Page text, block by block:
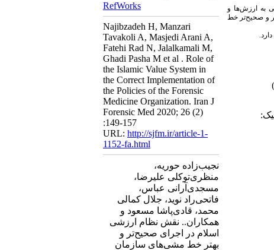
به ارزش‌ها و
و صحیح‌تر خط
الکترونیک:
RefWorks
Najibzadeh H, Manzari
Tavakoli A, Masjedi Arani A,
Fatehi Rad N, Jalalkamali M,
Ghadi Pasha M et al . Role of
the Islamic Value System in
the Correct Implementation of
the Policies of the Forensic
Medicine Organization. Iran J
Forensic Med 2020; 26 (2)
:149-157
URL: http://sjfm.ir/article-1-
1152-fa.html
نجیب‌زاده حوریه،
منظری‌توکلی علیرضا،
مسجدی‌آرانی عباس،
فاتحی‌راد نوید، جلال کمالی
محمد، قادی‌پاشا مسعود و
همکاران.. نقش نظام ارزشی
اسلام در اجرای صحیح‌تر و
بهتر خط مشی‌های سازمان